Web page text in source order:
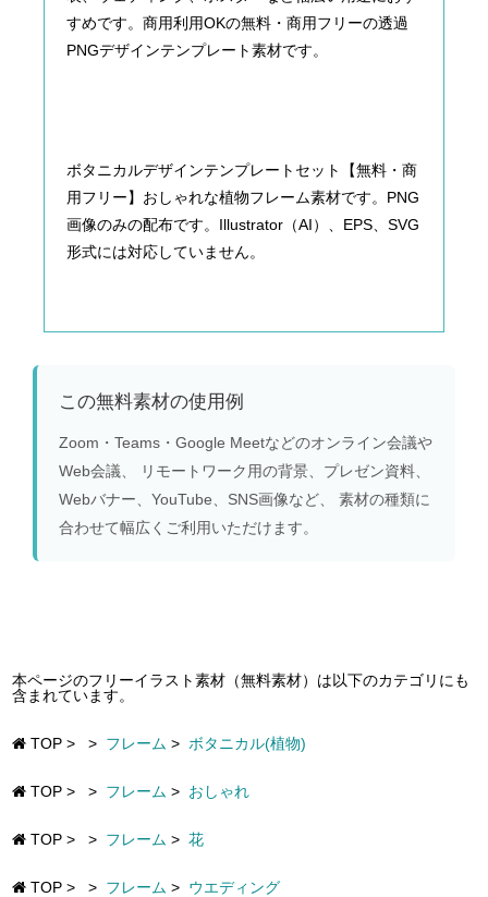
すめです。商用利用OKの無料・商用フリーの透過
PNGデザインテンプレート素材です。
ボタニカルデザインテンプレートセット【無料・商
用フリー】おしゃれな植物フレーム素材です。PNG
画像のみの配布です。Illustrator（AI）、EPS、SVG
形式には対応していません。
この無料素材の使用例
Zoom・Teams・Google Meetなどのオンライン会議や
Web会議、 リモートワーク用の背景、プレゼン資料、
Webバナー、YouTube、SNS画像など、 素材の種類に
合わせて幅広くご利用いただけます。
本ページのフリーイラスト素材（無料素材）は以下のカテゴリにも
含まれています。
TOP > > フレーム > ボタニカル(植物)
TOP > > フレーム > おしゃれ
TOP > > フレーム > 花
TOP > > フレーム > ウエディング